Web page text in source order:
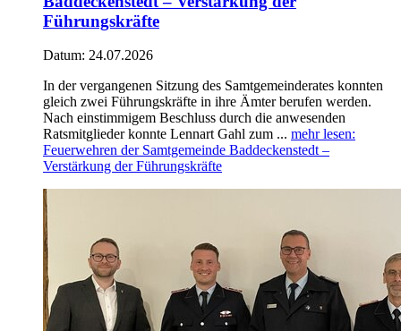
Führungskräfte
Datum: 24.07.2026
In der vergangenen Sitzung des Samtgemeinderates konnten
gleich zwei Führungskräfte in ihre Ämter berufen werden.
Nach einstimmigem Beschluss durch die anwesenden
Ratsmitglieder konnte Lennart Gahl zum ... mehr lesen:
Feuerwehren der Samtgemeinde Baddeckenstedt –
Verstärkung der Führungskräfte